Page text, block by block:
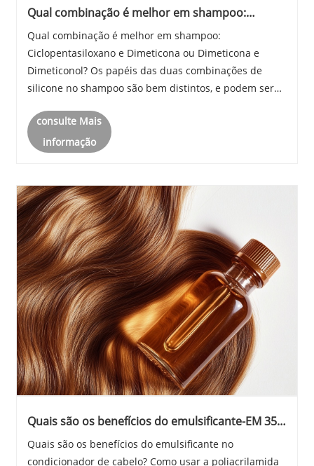
Qual combinação é melhor em shampoo:
e Dimeticonol
Qual combinação é melhor em shampoo:
Ciclopentasiloxano e Dimeticona ou Dimeticona e
Dimeticonol? Os papéis das duas combinações de
silicone no shampoo são bem distintos, e podem ser
Dimeticona = "Rápida suavidade e depois
estabilidade" Dimeticona e......
consulte Mais
informação
Quais são os benefícios do emulsificante-EM 35
Quais são os benefícios do emulsificante no
condicionador de cabelo? Como usar a poliacrilamida